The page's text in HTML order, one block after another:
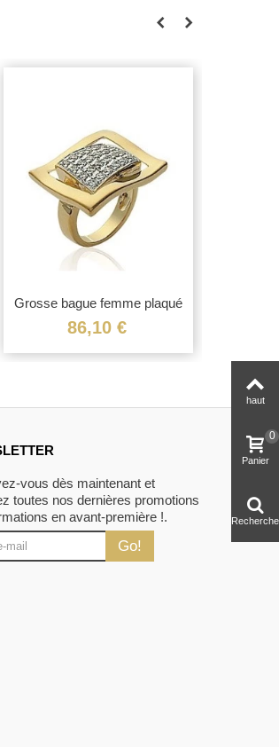
Grosse bague femme plaqué
or...
86,10 €
vous dès maintenant et
toutes nos dernières promotions
en avant-première !.
Go!
haut
Panier
0